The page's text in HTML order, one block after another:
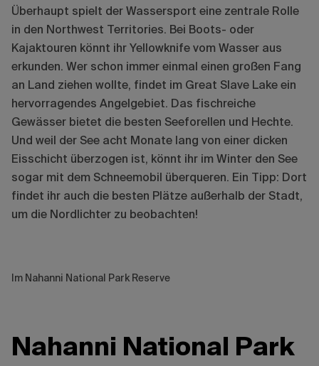
Überhaupt spielt der Wassersport eine zentrale Rolle
in den Northwest Territories. Bei Boots- oder
Kajaktouren könnt ihr Yellowknife vom Wasser aus
erkunden. Wer schon immer einmal einen großen Fang
an Land ziehen wollte, findet im Great Slave Lake ein
hervorragendes Angelgebiet. Das fischreiche
Gewässer bietet die besten Seeforellen und Hechte.
Und weil der See acht Monate lang von einer dicken
Eisschicht überzogen ist, könnt ihr im Winter den See
sogar mit dem Schneemobil überqueren. Ein Tipp: Dort
findet ihr auch die besten Plätze außerhalb der Stadt,
um die Nordlichter zu beobachten!
Im Nahanni National Park Reserve
Nahanni National Park